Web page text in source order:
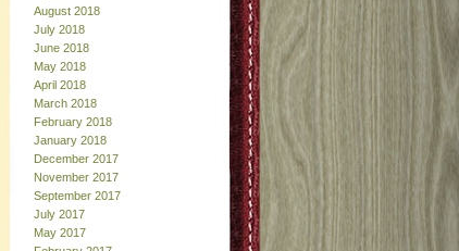
August 2018
July 2018
June 2018
May 2018
April 2018
March 2018
February 2018
January 2018
December 2017
November 2017
September 2017
July 2017
May 2017